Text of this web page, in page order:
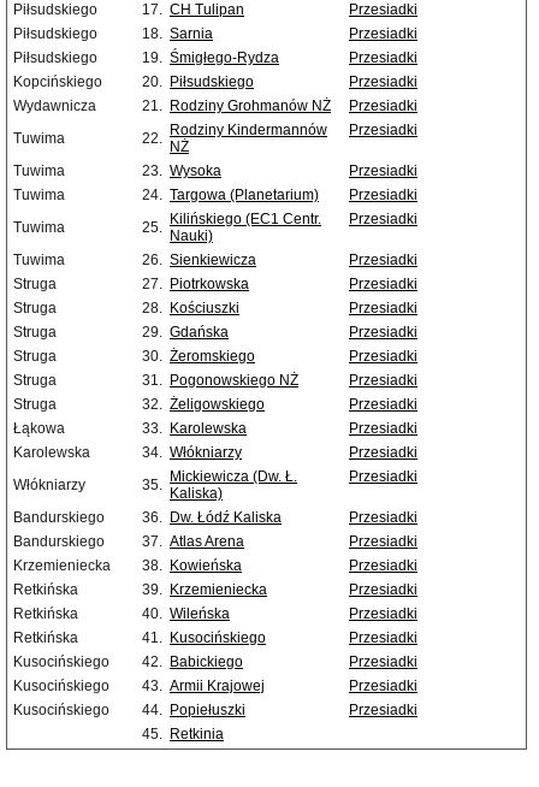
Piłsudskiego
17. CH Tulipan
Przesiadki
Piłsudskiego
18. Sarnia
Przesiadki
Piłsudskiego
19. Śmigłego-Rydza
Przesiadki
Kopcińskiego
20. Piłsudskiego
Przesiadki
Wydawnicza
21. Rodziny Grohmanów NŻ
Przesiadki
Tuwima
22. Rodziny Kindermannów
NŻ
Przesiadki
Tuwima 23. Wysoka
Przesiadki
Tuwima
24. Targowa (Planetarium)
Przesiadki
Tuwima
25. Kilińskiego (EC1 Centr.
Nauki)
Przesiadki
Tuwima 26. Sienkiewicza
Przesiadki
Struga
27. Piotrkowska
Przesiadki
Struga
28. Kościuszki
Przesiadki
Struga
29. Gdańska
Przesiadki
Struga
30. Żeromskiego
Przesiadki
Struga
31. Pogonowskiego NŻ
Przesiadki
Struga
32. Żeligowskiego
Przesiadki
Łąkowa
33. Karolewska
Przesiadki
Karolewska
34. Włókniarzy
Przesiadki
Włókniarzy
35. Mickiewicza (Dw. Ł.
Kaliska)
Przesiadki
Bandurskiego 36. Dw. Łódź Kaliska
Przesiadki
Bandurskiego
37. Atlas Arena
Przesiadki
Krzemieniecka
38. Kowieńska
Przesiadki
Retkińska
39. Krzemieniecka
Przesiadki
Retkińska
40. Wileńska
Przesiadki
Retkińska
41. Kusocińskiego
Przesiadki
Kusocińskiego
42. Babickiego
Przesiadki
Kusocińskiego
43. Armii Krajowej
Przesiadki
Kusocińskiego
44. Popiełuszki
Przesiadki
45. Retkinia